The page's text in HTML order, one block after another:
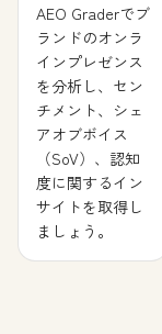
AEO Graderでブ
ランドのオンラ
インプレゼンス
を分析し、セン
チメント、シェ
アオブボイス
（SoV）、認知
度に関するイン
サイトを取得し
ましょう。